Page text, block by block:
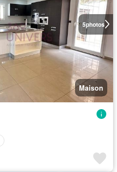
5photos
Maison